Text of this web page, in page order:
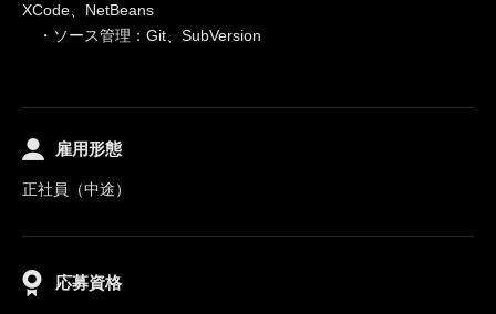
XCode、NetBeans
・ソース管理：Git、SubVersion
雇用形態
正社員（中途）
応募資格